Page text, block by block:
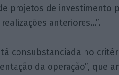
projetos de investimento
anteriores…”.
consubstanciada no
da operação”, que